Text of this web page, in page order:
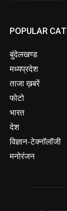
POPULAR
बुंदेलखण्ड
मध्यप्रदेश
ताजा ख़बरें
फोटो
भारत
देश
विज्ञान-टेक्नॉलॉजी
मनोरंजन